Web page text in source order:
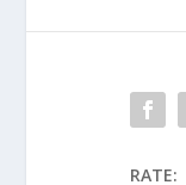
RATE: